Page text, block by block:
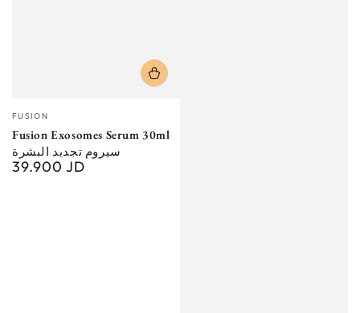
Vendor:
FUSION
Fusion Exosomes Serum 30ml
سيروم تجديد البشرة
Regular
39.900 JD